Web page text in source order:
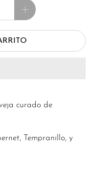
curado de
Tempranillo, y